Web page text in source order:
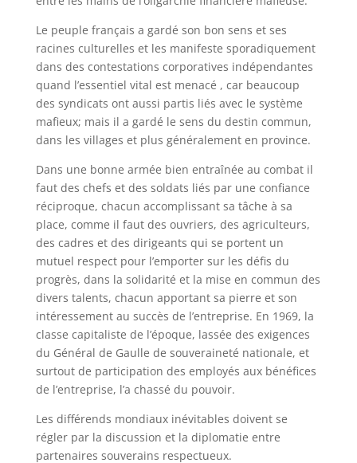
Le peuple français a gardé son bon sens et ses
racines culturelles et les manifeste sporadiquement
dans des contestations corporatives indépendantes
quand l’essentiel vital est menacé , car beaucoup
des syndicats ont aussi partis liés avec le système
mafieux; mais il a gardé le sens du destin commun,
dans les villages et plus généralement en province.
Dans une bonne armée bien entraînée au combat il
faut des chefs et des soldats liés par une confiance
réciproque, chacun accomplissant sa tâche à sa
place, comme il faut des ouvriers, des agriculteurs,
des cadres et des dirigeants qui se portent un
mutuel respect pour l’emporter sur les défis du
progrès, dans la solidarité et la mise en commun des
divers talents, chacun apportant sa pierre et son
intéressement au succès de l’entreprise. En 1969, la
classe capitaliste de l’époque, lassée des exigences
du Général de Gaulle de souveraineté nationale, et
surtout de participation des employés aux bénéfices
de l’entreprise, l’a chassé du pouvoir.
Les différends mondiaux inévitables doivent se
régler par la discussion et la diplomatie entre
partenaires souverains respectueux.